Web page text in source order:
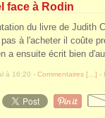
face à Rodin
du livre de Judith
à l'acheter il coûte
a ensuite écrit bien
à 16:20 - Commentaires [ ] -